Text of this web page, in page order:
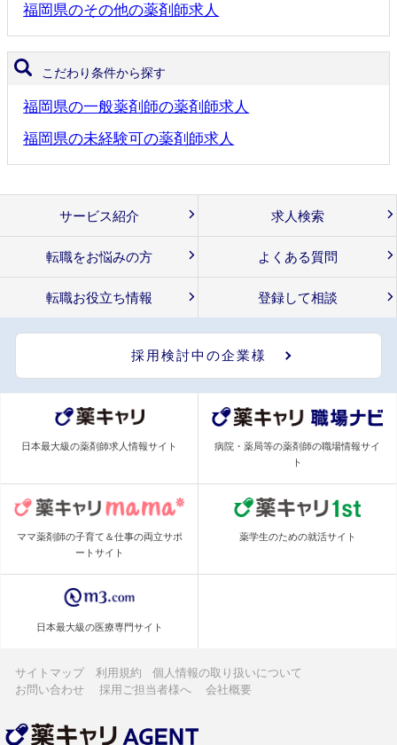
福岡県のその他の薬剤師求人
こだわり条件から探す
福岡県の一般薬剤師の薬剤師求人
福岡県の未経験可の薬剤師求人
サービス紹介 求人検索
転職をお悩みの方 よくある質問
転職お役立ち情報 登録して相談
採用検討中の企業様
日本最大級の薬剤師求人情報サイト
病院・薬局等の薬剤師の職場情報サイ
ト
ママ薬剤師の子育て＆仕事の両立サポ
ートサイト
薬学生のための就活サイト
日本最大級の医療専門サイト
サイトマップ 利用規約
個人情報の取り扱いについて
お問い合わせ
採用ご担当者様へ 会社概要